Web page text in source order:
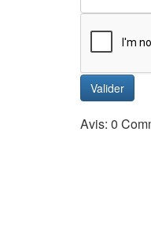
Valider
Avis: 0